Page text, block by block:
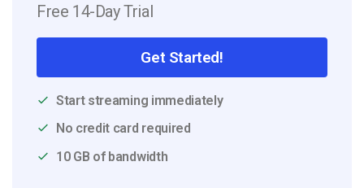
Free 14-Day Trial
Get Started!
Start streaming immediately
No credit card required
10 GB of bandwidth